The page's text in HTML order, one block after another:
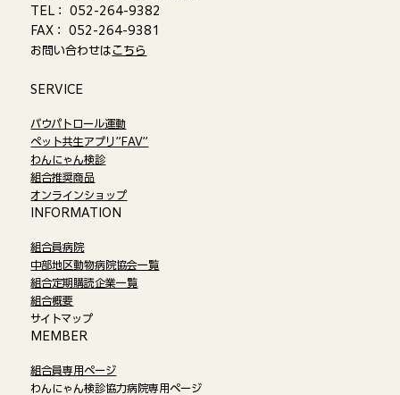
TEL： 052-264-9382
FAX： 052-264-9381
お問い合わせはこちら
​SERVICE
バウパトロール運動
ペット共生アプリ”FAV”
わんにゃん検診
組合推奨商品
オンラインショップ​
​INFORMATION
組合員病院
中部地区動物病院協会一覧
組合定期購読企業一覧
組合概要
サイトマップ
​MEMBER
組合員専用ページ
わんにゃん検診協力病院専用ページ